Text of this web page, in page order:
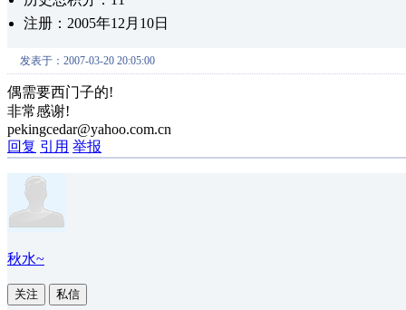
注册：2005年12月10日
发表于：2007-03-20 20:05:00
偶需要西门子的!
非常感谢!
pekingcedar@yahoo.com.cn
回复 引用 举报
秋水~
关注 私信